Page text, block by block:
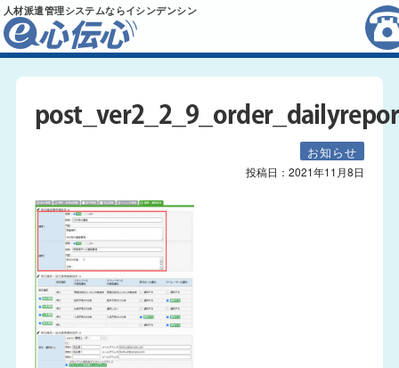
人材派遣管理システムならイシンデンシン
お知らせ
投稿日：2021年11月8日